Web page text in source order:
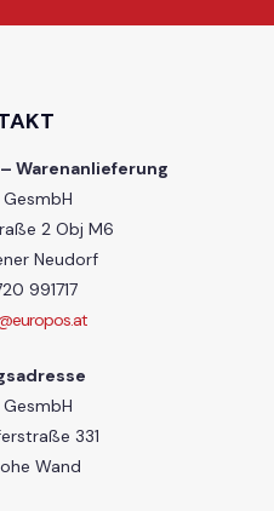
Warenanlieferung
2 Obj M6
Neudorf
991717
331
Wand